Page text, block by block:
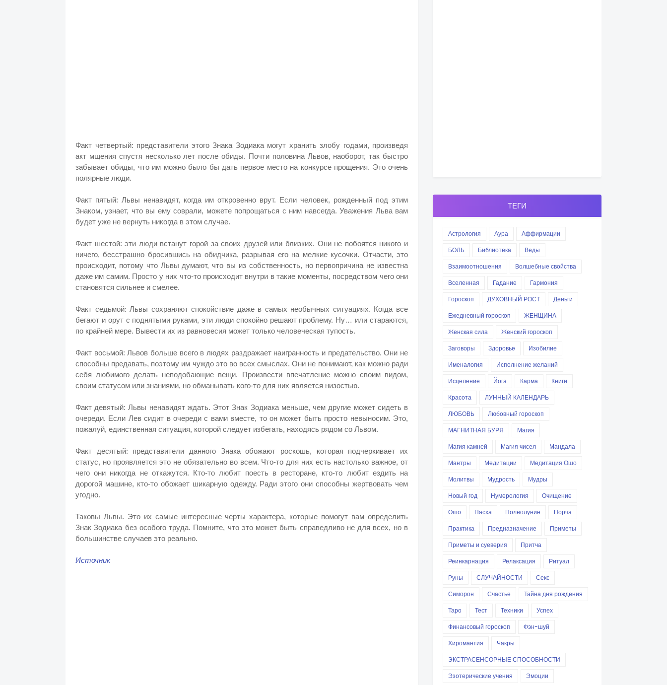
Факт четвертый: представители этого Знака Зодиака могут хранить злобу годами, произведя
акт мщения спустя несколько лет после обиды. Почти половина Львов, наоборот, так быстро
забывает обиды, что им можно было бы дать первое место на конкурсе прощения. Это очень
полярные люди.
Факт пятый: Львы ненавидят, когда им откровенно врут. Если человек, рожденный под этим
Знаком, узнает, что вы ему соврали, можете попрощаться с ним навсегда. Уважения Льва вам
будет уже не вернуть никогда в этом случае.
Факт шестой: эти люди встанут горой за своих друзей или близких. Они не побоятся никого и
ничего, бесстрашно бросившись на обидчика, разрывая его на мелкие кусочки. Отчасти, это
происходит, потому что Львы думают, что вы из собственность, но первопричина не известна
даже им самим. Просто у них что-то происходит внутри в такие моменты, посредством чего они
становятся сильнее и смелее.
Факт седьмой: Львы сохраняют спокойствие даже в самых необычных ситуациях. Когда все
бегают и орут с поднятыми руками, эти люди спокойно решают проблему. Ну… или стараются,
по крайней мере. Вывести их из равновесия может только человеческая тупость.
Факт восьмой: Львов больше всего в людях раздражает наигранность и предательство. Они не
способны предавать, поэтому им чуждо это во всех смыслах. Они не понимают, как можно ради
себя любимого делать неподобающие вещи. Произвести впечатление можно своим видом,
своим статусом или знаниями, но обманывать кого-то для них является низостью.
Факт девятый: Львы ненавидят ждать. Этот Знак Зодиака меньше, чем другие может сидеть в
очереди. Если Лев сидит в очереди с вами вместе, то он может быть просто невыносим. Это,
пожалуй, единственная ситуация, которой следует избегать, находясь рядом со Львом.
Факт десятый: представители данного Знака обожают роскошь, которая подчеркивает их
статус, но проявляется это не обязательно во всем. Что-то для них есть настолько важное, от
чего они никогда не откажутся. Кто-то любит поесть в ресторане, кто-то любит ездить на
дорогой машине, кто-то обожает шикарную одежду. Ради этого они способны жертвовать чем
угодно.
Таковы Львы. Это их самые интересные черты характера, которые помогут вам определить
Знак Зодиака без особого труда. Помните, что это может быть справедливо не для всех, но в
большинстве случаев это реально.
Источник
ТЕГИ
Астрология Аура
Аффирмации
БОЛЬ
Библиотека
Веды
Взаимоотношения
Волшебные свойства
Вселенная
Гадание
Гармония
Гороскоп
ДУХОВНЫЙ РОСТ
Деньги
Ежедневный гороскоп
ЖЕНЩИНА
Женская сила
Женский гороскоп
Заговоры
Здоровье
Изобилие
Именалогия
Исполнение желаний
Исцеление
Йога Карма
Книги
Красота
ЛУННЫЙ КАЛЕНДАРЬ
ЛЮБОВЬ
Любовный гороскоп
МАГНИТНАЯ БУРЯ
Магия
Магия камней
Магия чисел
Мандала
Мантры
Медитации
Медитация Ошо
Молитвы
Мудрость
Мудры
Новый год
Нумерология
Очищение
Ошо
Пасха Полнолуние
Порча
Практика
Предназначение
Приметы
Приметы и суеверия
Притча
Реинкарнация
Релаксация
Ритуал
Руны
СЛУЧАЙНОСТИ
Секс
Симорон
Счастье
Тайна дня рождения
Таро
Тест Техники
Успех
Финансовый гороскоп
Фэн-шуй
Хиромантия
Чакры
ЭКСТРАСЕНСОРНЫЕ СПОСОБНОСТИ
Эзотерические учения
Эмоции